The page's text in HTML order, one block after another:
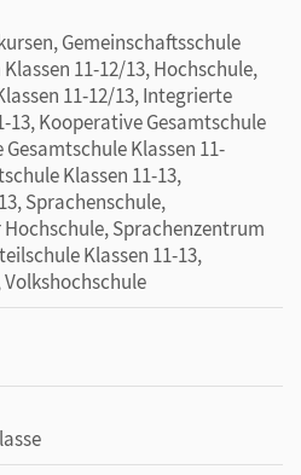
Gemeinschaftsschule
11-12/13, Hochschule,
11-12/13, Integrierte
13, Kooperative Gesamtschule
Klassen 11-
Klassen 11-13,
Sprachenschule,
Sprachenzentrum
Klassen 11-13,